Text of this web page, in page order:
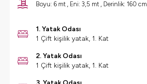
Boyu: 6 mt , Eni: 3,5 mt , Derinlik: 160 cm
1. Yatak Odası
1 Çift kişilik yatak, 1. Kat
2. Yatak Odası
1 Çift kişilik yatak, 1. Kat